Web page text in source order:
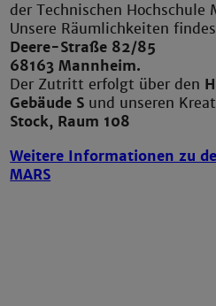
der Technischen Hochschule
Unsere Räumlichkeiten
Deere-Straße 82/85
68163 Mannheim.
Der Zutritt erfolgt über den
Gebäude S und unseren
Stock, Raum 108
Weitere Informationen zu
MARS